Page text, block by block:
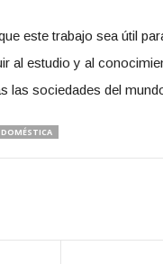
este trabajo sea útil
al estudio y al
las sociedades del